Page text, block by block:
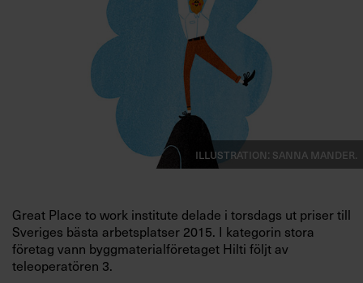
Logga in
Prenumerera
Illustration: Sanna Mander.
Great Place to work institute delade i torsdags ut priser till
Sveriges bästa arbetsplatser 2015. I kategorin stora
företag vann byggmaterialföretaget Hilti följt av
teleoperatören 3.